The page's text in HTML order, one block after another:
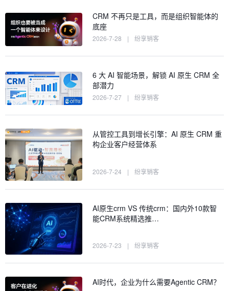
CRM 不再只是工具，而是组织智能体的
底座
2026-7-28 | 纷享销客
6 大 AI 智能场景，解锁 AI 原生 CRM 全
部潜力
2026-7-27 | 纷享销客
从管控工具到增长引擎：AI 原生 CRM 重
构企业客户经营体系
2026-7-24 | 纷享销客
AI原生crm VS 传统crm：国内外10款智
能CRM系统精选推…
2026-7-23 | 纷享销客
AI时代，企业为什么需要Agentic CRM？